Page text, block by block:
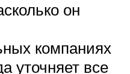
он
компаниях
уточняет все